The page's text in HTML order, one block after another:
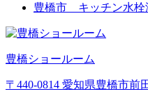
豊橋市 キッチン水
豊橋ショールーム
〒440-0814 愛知県豊橋市前